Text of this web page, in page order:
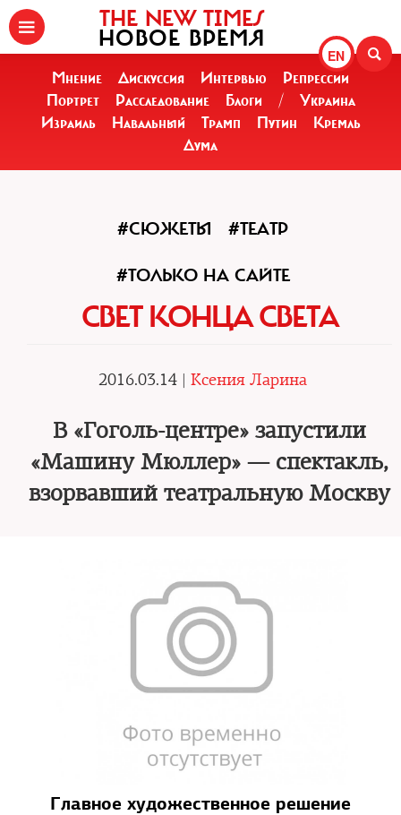
EN
THE NEW TIMES
НОВОЕ ВРЕМЯ
Мнение Дискуссия Интервью
Репрессии
Портрет
Расследование Блоги /
Украина
Израиль
Навальный Трамп Путин
Кремль
Дума
#СЮЖЕТЫ #ТЕАТР
#ТОЛЬКО НА САЙТЕ
СВЕТ КОНЦА СВЕТА
2016.03.14 | Ксения Ларина
В «Гоголь-центре» запустили
«Машину Мюллер» — спектакль,
взорвавший театральную Москву
Главное художественное решение